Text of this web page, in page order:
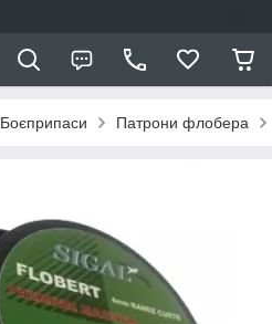
Боєприпаси Патрони флобера